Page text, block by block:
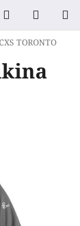
Hledat
KOŠÍK
CXS TORONTO